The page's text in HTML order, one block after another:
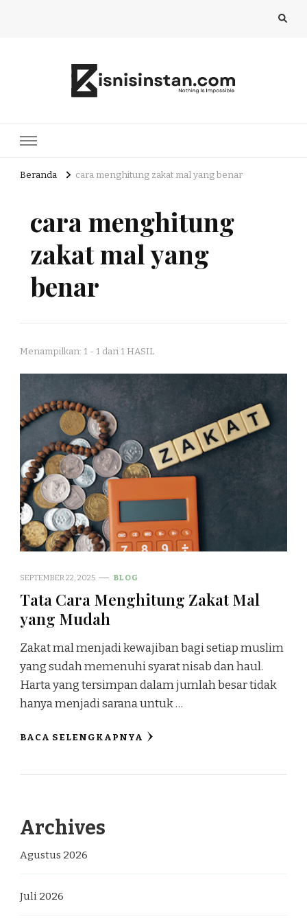
Beranda cara menghitung zakat mal yang benar
cara menghitung
zakat mal yang
benar
Menampilkan: 1 - 1 dari 1 HASIL
SEPTEMBER 22, 2025 BLOG
Tata Cara Menghitung Zakat Mal
yang Mudah
Zakat mal menjadi kewajiban bagi setiap muslim
yang sudah memenuhi syarat nisab dan haul.
Harta yang tersimpan dalam jumlah besar tidak
hanya menjadi sarana untuk …
BACA SELENGKAPNYA
Archives
Agustus 2026
Juli 2026